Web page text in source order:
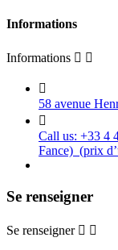
Informations
Informations  

58 avenue

Call us: +33 4
Fance) (prix
Se renseigner
Se renseigner  